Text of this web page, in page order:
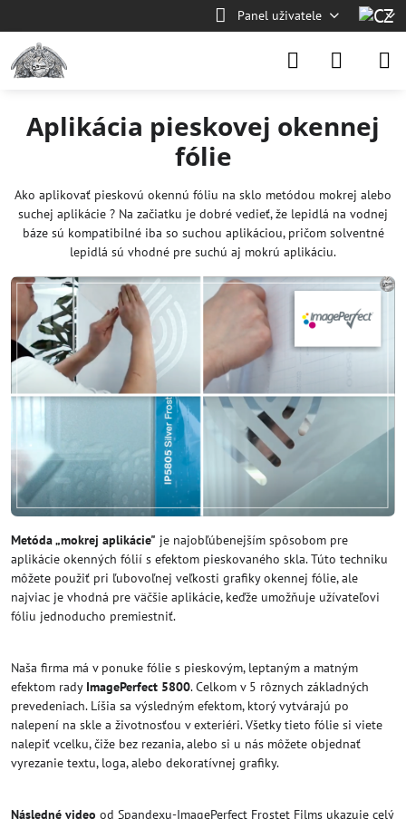
Panel uživatele
Aplikácia pieskovej okennej
fólie
Ako aplikovať pieskovú okennú fóliu na sklo metódou mokrej alebo
suchej aplikácie ? Na začiatku je dobré vedieť, že lepidlá na vodnej
báze sú kompatibilné iba so suchou aplikáciou, pričom solventné
lepidlá sú vhodné pre suchú aj mokrú aplikáciu.
Metóda „mokrej aplikácie" je najobľúbenejším spôsobom pre
aplikácie okenných fólií s efektom pieskovaného skla. Túto techniku
môžete použiť pri ľubovoľnej veľkosti grafiky okennej fólie, ale
najviac je vhodná pre väčšie aplikácie, keďže umožňuje užívateľovi
fóliu jednoducho premiestniť.
Naša firma má v ponuke fólie s pieskovým, leptaným a matným
efektom rady ImagePerfect 5800. Celkom v 5 rôznych základných
prevedeniach. Líšia sa výsledným efektom, ktorý vytvárajú po
nalepení na skle a životnosťou v exteriéri. Všetky tieto fólie si viete
nalepiť vcelku, čiže bez rezania, alebo si u nás môžete objednať
vyrezanie textu, loga, alebo dekoratívnej grafiky.
Následné video od Spandexu-ImagePerfect Frostet Films ukazuje celý